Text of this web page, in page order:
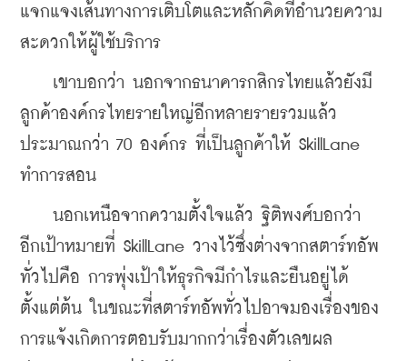
แจกแจงเส้นทางการเติบโตและหลักคิดที่อำนวยความ
สะดวกให้ผู้ใช้บริการ
เขาบอกว่า นอกจากธนาคารกสิกรไทยแล้วยังมี
ลูกค้าองค์กรไทยรายใหญ่อีกหลายรายรวมแล้ว
ประมาณกว่า 70 องค์กร ที่เป็นลูกค้าให้ SkillLane
ทำการสอน
นอกเหนือจากความตั้งใจแล้ว ฐิติพงศ์บอกว่า
อีกเป้าหมายที่ SkillLane วางไว้ซึ่งต่างจากสตาร์ทอัพ
ทั่วไปคือ การพุ่งเป้าให้ธุรกิจมีกำไรและยืนอยู่ได้
ตั้งแต่ต้น ในขณะที่สตาร์ทอัพทั่วไปอาจมองเรื่องของ
การแจ้งเกิดการตอบรับมากกว่าเรื่องตัวเลขผล